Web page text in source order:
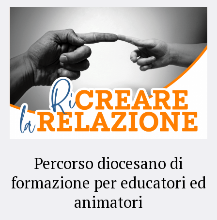
Percorso diocesano di
formazione per educatori ed
animatori